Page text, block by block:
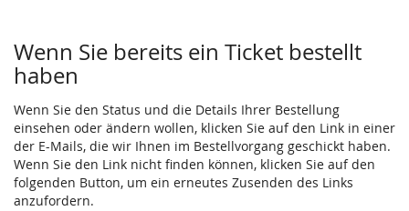
Wenn Sie bereits ein Ticket bestellt
haben
Wenn Sie den Status und die Details Ihrer Bestellung
einsehen oder ändern wollen, klicken Sie auf den Link in einer
der E-Mails, die wir Ihnen im Bestellvorgang geschickt haben.
Wenn Sie den Link nicht finden können, klicken Sie auf den
folgenden Button, um ein erneutes Zusenden des Links
anzufordern.